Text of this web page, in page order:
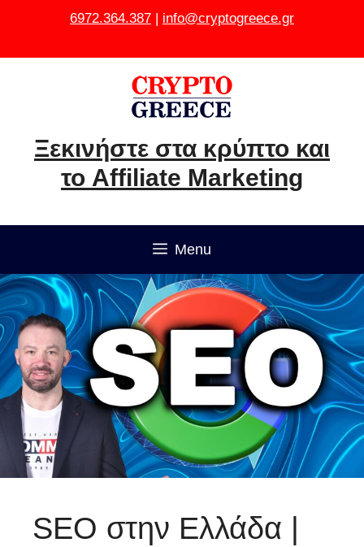
6972.364.387 | info@cryptogreece.gr
Ξεκινήστε στα κρύπτο και
το Affiliate Marketing
Menu
SEO στην Ελλάδα |